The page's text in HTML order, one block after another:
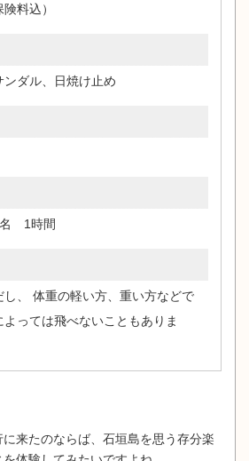
料込）
ダル、日焼け止め
1時間
し、 体重の軽い方、重い方などで
っては飛べないこともありま
来たのならば、石垣島を思う存分楽